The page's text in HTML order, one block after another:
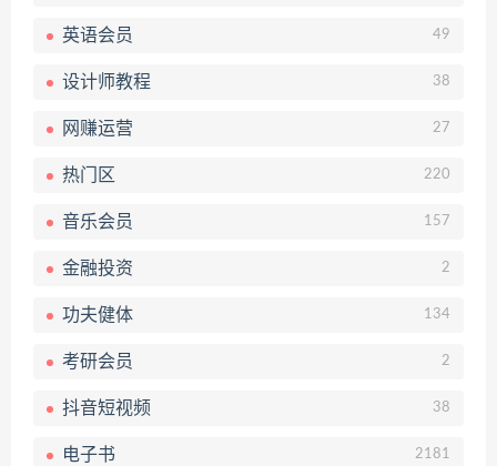
英语会员 49
设计师教程 38
网赚运营 27
热门区 220
音乐会员 157
金融投资 2
功夫健体 134
考研会员 2
抖音短视频 38
电子书 2181